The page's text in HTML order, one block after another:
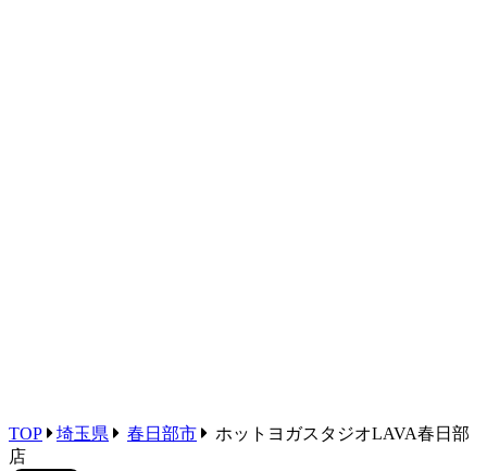
TOP 埼玉県 春日部市
ホットヨガスタジオLAVA春日部
店